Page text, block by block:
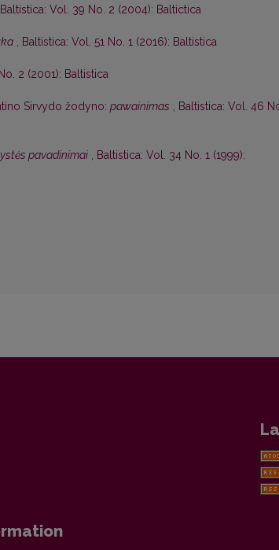
Baltistica: Vol. 39 No. 2 (2004): Baltictica
, Baltistica: Vol. 51 No. 1 (2016): Baltistica
2 (2001): Baltistica
Sirvydo žodyno: pawainimas , Baltistica: Vol. 46
pavadinimai , Baltistica: Vol. 34 No. 1 (1999):